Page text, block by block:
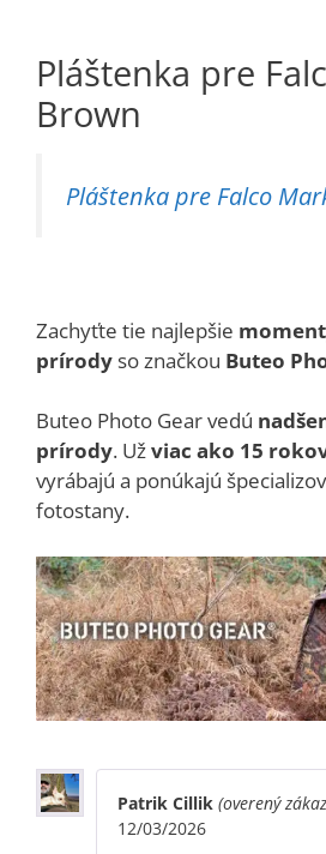
Pláštenka pre
Brown
Pláštenka pre Falco
Zachyťte tie najlepšie
prírody so značkou Buteo
Buteo Photo Gear vedú
prírody. Užviac ako 15
vyrábajú a ponúkajú
fotostany.
Patrik Cillik (overený
12/03/2026